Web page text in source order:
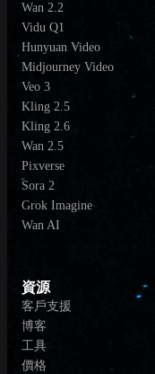
Wan 2.2
Vidu Q1
Hunyuan Video
Midjourney Video
Veo 3
Kling 2.5
Kling 2.6
Wan 2.5
Pixverse
Sora 2
Grok Imagine
Wan AI
資源
客戶支援
博客
工具
價格